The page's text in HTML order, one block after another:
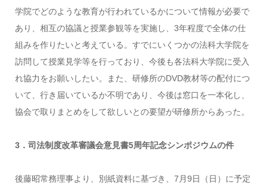
学院でどのような教育が行われているかについて情報が必要で
あり、相互の協議と授業参観等を実施し、3年程度で全体の仕
組みを作りたいと考えている。すでにいくつかの法科大学院を
訪問して授業見学等を行っており、今後も各法科大学院に受入
れ協力をお願いしたい。また、研修所のDVD教材等の配付につ
いて、行き届いているか不明であり、今後は窓口を一本化し、
協会で取りまとめをして欲しいとの要望が研修所からあった。
3．司法制度改革審議会意見書5周年記念シンポジウムの件
後藤昭常務理事より、別紙資料に基づき、7月9日（日）に予定